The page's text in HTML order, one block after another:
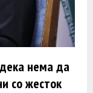
нема да
со жесток